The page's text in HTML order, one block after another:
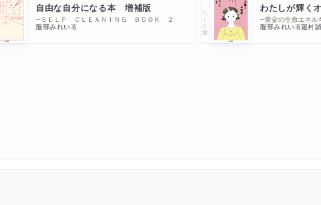
自由な自分になる本 増補版
─ＳＥＬＦ ＣＬＥＡＮＩＮＧ ＢＯＯＫ ２
服部みれい著
ちくま文庫 わたしが輝く
服部みれい著蓮村